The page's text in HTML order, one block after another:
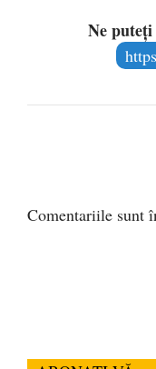
Ne
Comentariile sunt